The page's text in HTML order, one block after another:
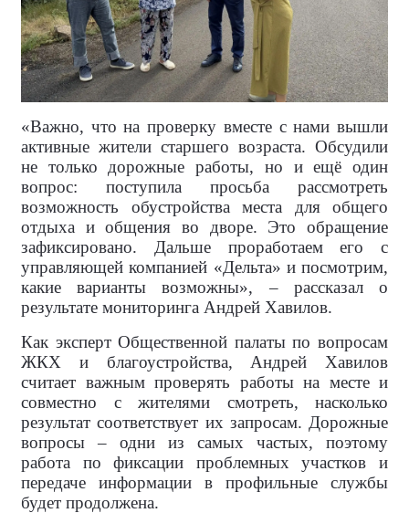
«Важно, что на проверку вместе с нами вышли
активные жители старшего возраста. Обсудили
не только дорожные работы, но и ещё один
вопрос: поступила просьба рассмотреть
возможность обустройства места для общего
отдыха и общения во дворе. Это обращение
зафиксировано. Дальше проработаем его с
управляющей компанией «Дельта» и посмотрим,
какие варианты возможны», – рассказал о
результате мониторинга Андрей Хавилов.
Как эксперт Общественной палаты по вопросам
ЖКХ и благоустройства, Андрей Хавилов
считает важным проверять работы на месте и
совместно с жителями смотреть, насколько
результат соответствует их запросам. Дорожные
вопросы – одни из самых частых, поэтому
работа по фиксации проблемных участков и
передаче информации в профильные службы
будет продолжена.